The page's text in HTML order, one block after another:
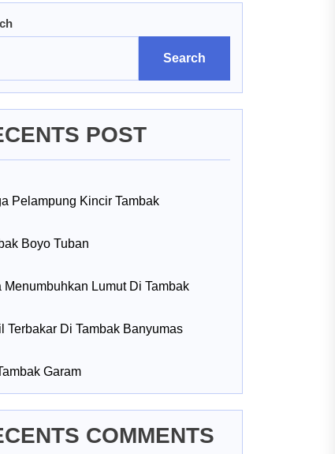
Search
POST
Pelampung Kincir Tambak
Boyo Tuban
Menumbuhkan Lumut Di Tambak
Terbakar Di Tambak Banyumas
Garam
COMMENTS